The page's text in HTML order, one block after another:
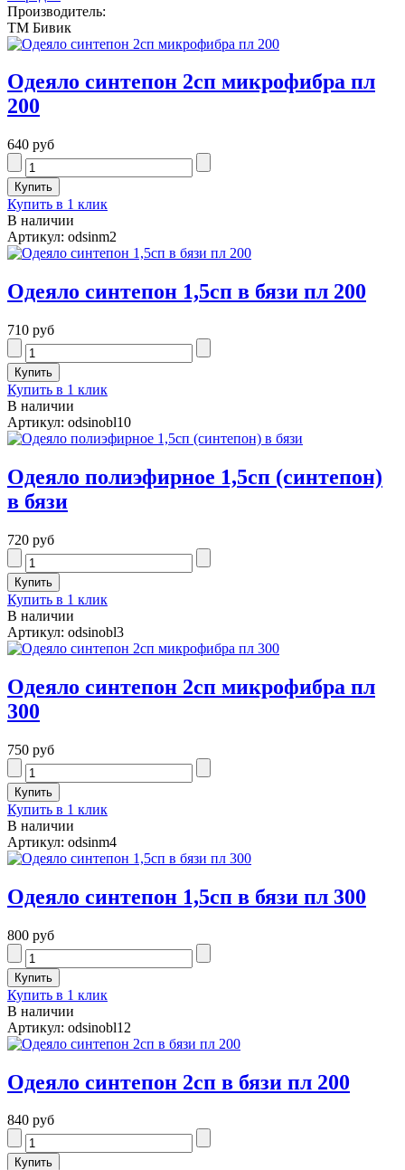
Производитель:
ТМ Бивик
Одеяло синтепон 2сп микрофибра пл
200
640 руб
Купить в 1 клик
В наличии
Артикул: odsinm2
Одеяло синтепон 1,5сп в бязи пл 200
710 руб
Купить в 1 клик
В наличии
Артикул: odsinobl10
Одеяло полиэфирное 1,5сп (синтепон)
в бязи
720 руб
Купить в 1 клик
В наличии
Артикул: odsinobl3
Одеяло синтепон 2сп микрофибра пл
300
750 руб
Купить в 1 клик
В наличии
Артикул: odsinm4
Одеяло синтепон 1,5сп в бязи пл 300
800 руб
Купить в 1 клик
В наличии
Артикул: odsinobl12
Одеяло синтепон 2сп в бязи пл 200
840 руб